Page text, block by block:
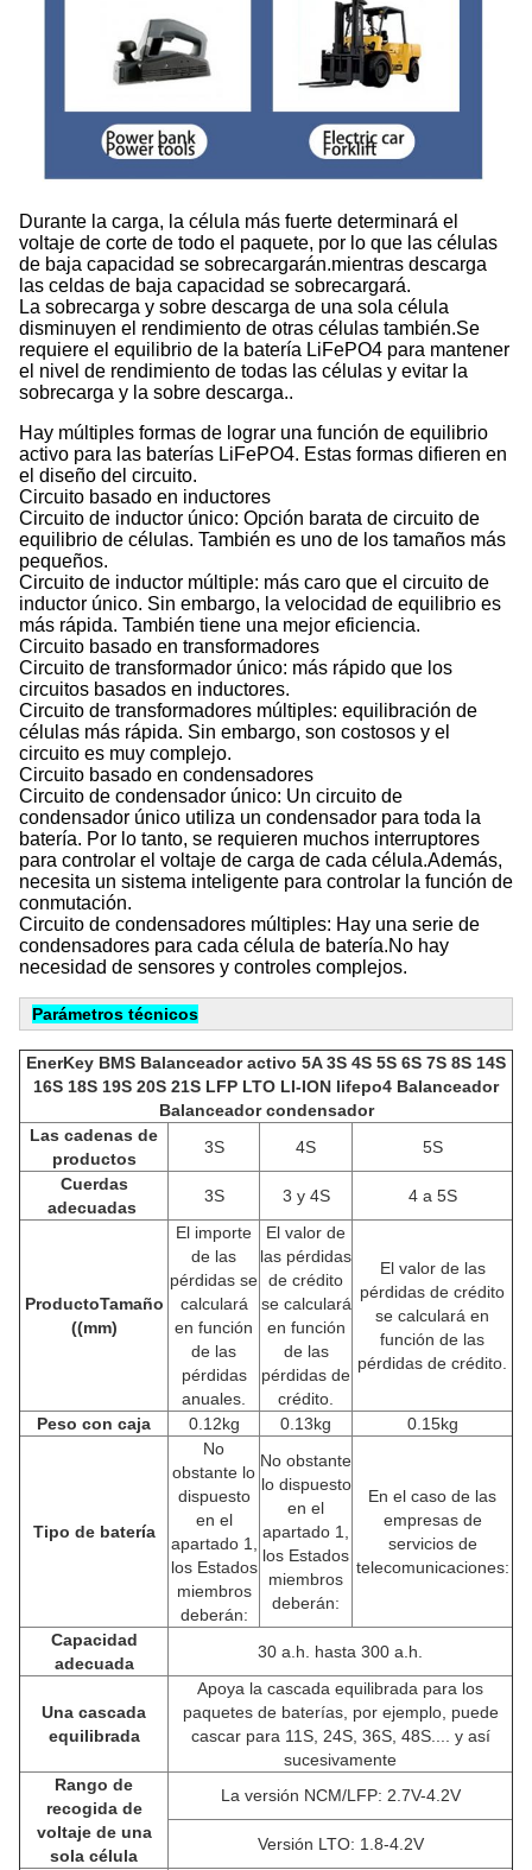
Durante la carga, la célula más fuerte determinará el
voltaje de corte de todo el paquete, por lo que las células
de baja capacidad se sobrecargarán.mientras descarga
las celdas de baja capacidad se sobrecargará.
La sobrecarga y sobre descarga de una sola célula
disminuyen el rendimiento de otras células también.Se
requiere el equilibrio de la batería LiFePO4 para mantener
el nivel de rendimiento de todas las células y evitar la
sobrecarga y la sobre descarga..
Hay múltiples formas de lograr una función de equilibrio
activo para las baterías LiFePO4. Estas formas difieren en
el diseño del circuito.
Circuito basado en inductores
Circuito de inductor único: Opción barata de circuito de
equilibrio de células. También es uno de los tamaños más
pequeños.
Circuito de inductor múltiple: más caro que el circuito de
inductor único. Sin embargo, la velocidad de equilibrio es
más rápida. También tiene una mejor eficiencia.
Circuito basado en transformadores
Circuito de transformador único: más rápido que los
circuitos basados en inductores.
Circuito de transformadores múltiples: equilibración de
células más rápida. Sin embargo, son costosos y el
circuito es muy complejo.
Circuito basado en condensadores
Circuito de condensador único: Un circuito de
condensador único utiliza un condensador para toda la
batería. Por lo tanto, se requieren muchos interruptores
para controlar el voltaje de carga de cada célula.Además,
necesita un sistema inteligente para controlar la función de
conmutación.
Circuito de condensadores múltiples: Hay una serie de
condensadores para cada célula de batería.No hay
necesidad de sensores y controles complejos.
Parámetros técnicos
EnerKey BMS Balanceador activo 5A 3S 4S 5S 6S 7S 8S 14S
16S 18S 19S 20S 21S LFP LTO LI-ION lifepo4 Balanceador
Balanceador condensador
Las cadenas de
productos
3S 4S
5S
Cuerdas
adecuadas
3S 3 y 4S 4 a 5S
ProductoTamaño
((mm)
El importe
de las
pérdidas se
calculará
en función
de las
pérdidas
anuales.
El valor de
las pérdidas
de crédito
se calculará
en función
de las
pérdidas de
crédito.
El valor de las
pérdidas de crédito
se calculará en
función de las
pérdidas de crédito.
Peso con caja 0.12kg 0.13kg 0.15kg
Tipo de batería
No
obstante lo
dispuesto
en el
apartado 1,
los Estados
miembros
deberán:
No obstante
lo dispuesto
en el
apartado 1,
los Estados
miembros
deberán:
En el caso de las
empresas de
servicios de
telecomunicaciones:
Capacidad
adecuada
30 a.h. hasta 300 a.h.
Una cascada
equilibrada
Apoya la cascada equilibrada para los
paquetes de baterías, por ejemplo, puede
cascar para 11S, 24S, 36S, 48S.... y así
sucesivamente
Rango de
recogida de
voltaje de una
sola célula
La versión NCM/LFP: 2.7V-4.2V
Versión LTO: 1.8-4.2V